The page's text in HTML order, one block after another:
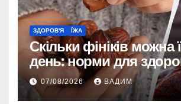
ЗДОРОВ'Я ЇЖА
Скільки фініків можна
день: норми для
енергії
07/08/2026 ВАДИМ